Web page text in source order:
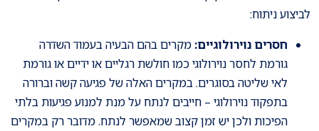
לביצוע ניתוח:
חסרים נוירולוגיים: מקרים בהם הבעיה בעמוד השדרה
גורמת לחסר נוירולוגי כמו חולשת רגליים או ידיים או גורמת
לאי שליטה בסוגרים. במקרים האלה של פגיעה קשה וברורה
בתפקוד נוירולוגי – חייבים לנתח על מנת למנוע פגיעות בלתי
הפיכות ולכן יש זמן קצוב שמאפשר לנתח. מדובר רק במקרים